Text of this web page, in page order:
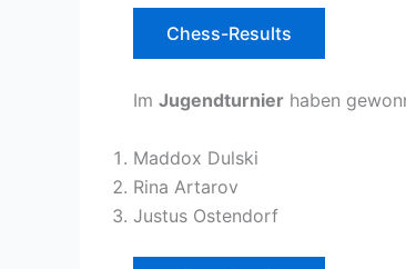
Chess-Results
Im Jugendturnier haben
Maddox Dulski
Rina Artarov
Justus Ostendorf